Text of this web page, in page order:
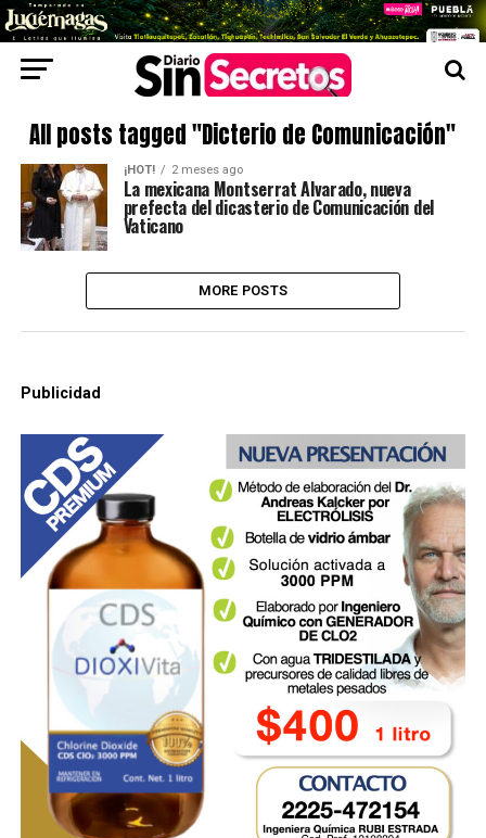
All posts tagged "Dicterio de Comunicación"
¡HOT! 2 meses ago
La mexicana Montserrat Alvarado, nueva
prefecta del dicasterio de Comunicación del
Vaticano
MORE POSTS
Publicidad